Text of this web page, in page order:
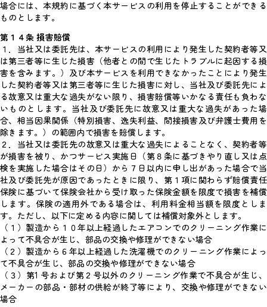
場合には、本規約に基づく本サービスの利用を停止することができる
ものとします。
第１４条 損害賠償
１．当社又は委託先は、本サービスの利用により発生した契約者等又
は第三者等に生じた損害（他者との間で生じたトラブルに起因する損
害を含みます。）及び本サービスを利用できなかったことにより発生
した契約者等又は第三者等に生じた損害に対し、当社及び委託先によ
る故意又は重大な過失がない限り、損害賠償等いかなる責任も負わな
いものとします。当社及び委託先に故意又は重大な過失があった場
合、相当因果関係（特別損害、逸失利益、間接損害及び弁護士費用を
除きます。）の範囲内で損害を賠償します。
２．当社又は委託先の故意又は重大な過失によることなく、契約者等
が損害を被り、かつサービス実施日（第８条に基づきやり直し又は点
検を実施した場合はその日）から７日以内に申し出があった場合で当
社及び委託先が原因であったときに限り、第１項に関わらず賠償責任
保険に基づいて保険会社から受け取った保険金額を限度で損害を補償
します。保険の適用外である場合は、利用料金相当額を限度としま
す。ただし、以下に定める内容に関しては補償対象外とします。
（１）製造から１０年以上経過したエアコンでのクリーニング作業に
よって不具合が生じ、部品の交換や修理ができない場合
（２）製造から６年以上経過した洗濯機でのクリーニング作業によっ
て不具合が生じ、部品の交換や修理ができない場合
（３）第1 号および第２号以外のクリーニング作業で不具合が生じ、
メーカーの部品・部材の供給が終了等により、交換や修理ができない
場合